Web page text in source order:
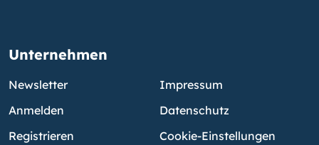
Unternehmen
Newsletter
Anmelden
Registrieren
Impressum
Datenschutz
Cookie-Einstellungen